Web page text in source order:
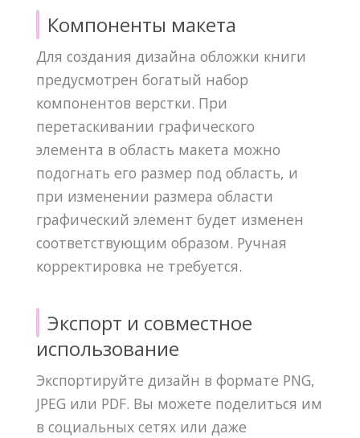
Компоненты макета
Для создания дизайна обложки книги
предусмотрен богатый набор
компонентов верстки. При
перетаскивании графического
элемента в область макета можно
подогнать его размер под область, и
при изменении размера области
графический элемент будет изменен
соответствующим образом. Ручная
корректировка не требуется.
Экспорт и совместное
использование
Экспортируйте дизайн в формате PNG,
JPEG или PDF. Вы можете поделиться им
в социальных сетях или даже